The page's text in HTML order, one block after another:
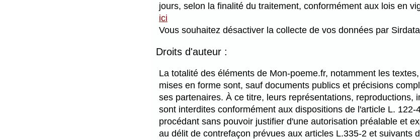
jours, selon la finalité du traitement, conformément aux lois en
ici
Vous souhaitez désactiver la collecte de vos données par
Droits d'auteur :
La totalité des éléments de Mon-poeme.fr, notamment les
mises en forme sont, sauf documents publics et précisions
ses partenaires. À ce titre, leurs représentations,
sont interdites conformément aux dispositions de l'article L.
procédant sans pouvoir justifier d'une autorisation préalable et
au délit de contrefaçon prévues aux articles L.335-2 et suivants